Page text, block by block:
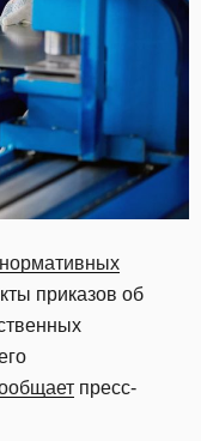
приказов об
пресс-